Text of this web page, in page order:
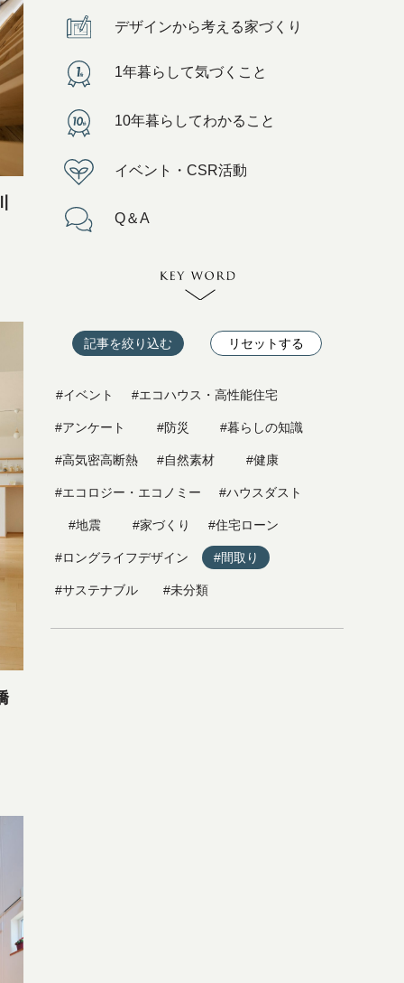
デザインから考える家づくり
1年暮らして気づくこと
10年暮らしてわかること
イベント・CSR活動
Q＆A
記事を絞り込む リセットする
#イベント #エコハウス・高性能住宅
#アンケート #防災 #暮らしの知識
#高気密高断熱 #自然素材 #健康
#エコロジー・エコノミー #ハウスダスト
#地震 #家づくり #住宅ローン
#ロングライフデザイン #間取り
#サステナブル #未分類